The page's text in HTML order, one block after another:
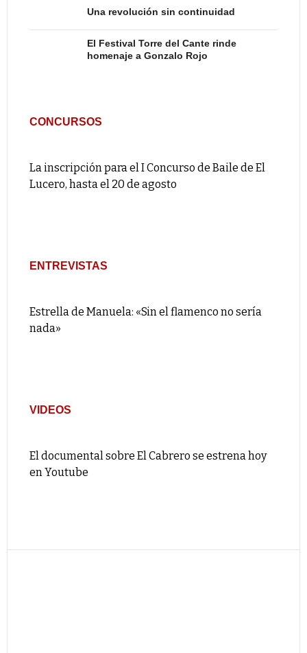
Una revolución sin continuidad
El Festival Torre del Cante rinde
homenaje a Gonzalo Rojo
CONCURSOS
La inscripción para el I Concurso de Baile de El
Lucero, hasta el 20 de agosto
ENTREVISTAS
Estrella de Manuela: «Sin el flamenco no sería
nada»
VIDEOS
El documental sobre El Cabrero se estrena hoy
en Youtube